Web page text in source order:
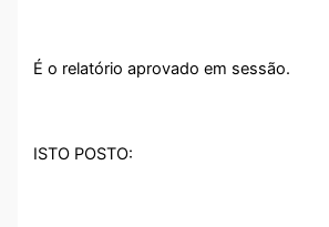
É o relatório aprovado em sessão.
ISTO POSTO: